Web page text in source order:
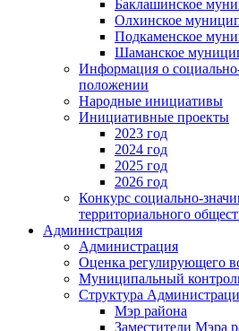
Баклашинское
Олхинское
Подкаменское
Шаманское
Информация о
положении
Народные инициативы
Инициативные проекты
2023 год
2024 год
2025 год
2026 год
Конкурс социально-
территориального
Администрация
Администрация
Оценка регулирующего
Муниципальный
Структура
Мэр района
Заместители Мэра